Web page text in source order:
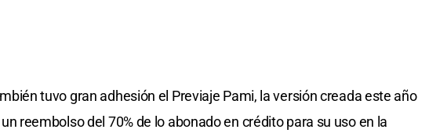
tuvo gran adhesión el Previaje Pami, la versión creada este año
reembolso del 70% de lo abonado en crédito para su uso en la